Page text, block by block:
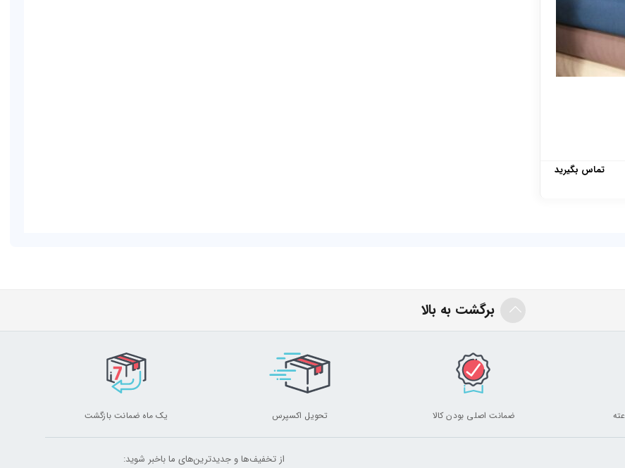
تماس بگیرید
برگشت به بالا
ضمانت اصلی بودن کالا تحویل اکسپرس یک ماه ضمانت بازگشت
از تخفیف‌ها و جدیدترین‌های ما‌ باخبر شوید: